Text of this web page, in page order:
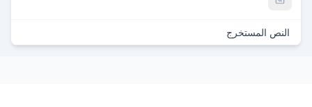
النص المستخرج